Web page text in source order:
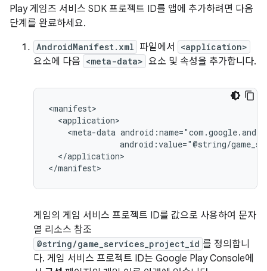
Play 게임즈 서비스 SDK 프로젝트 ID를 앱에 추가하려면 다음
단계를 완료하세요.
AndroidManifest.xml 파일에서 <application>
요소에 다음 <meta-data> 요소 및 속성을 추가합니다.
<meta-data
</application>
게임의 게임 서비스 프로젝트 ID를 값으로 사용하여 문자
열 리소스 참조
@string/game_services_project_id 를 정의합니
다. 게임 서비스 프로젝트 ID는 Google Play Console에